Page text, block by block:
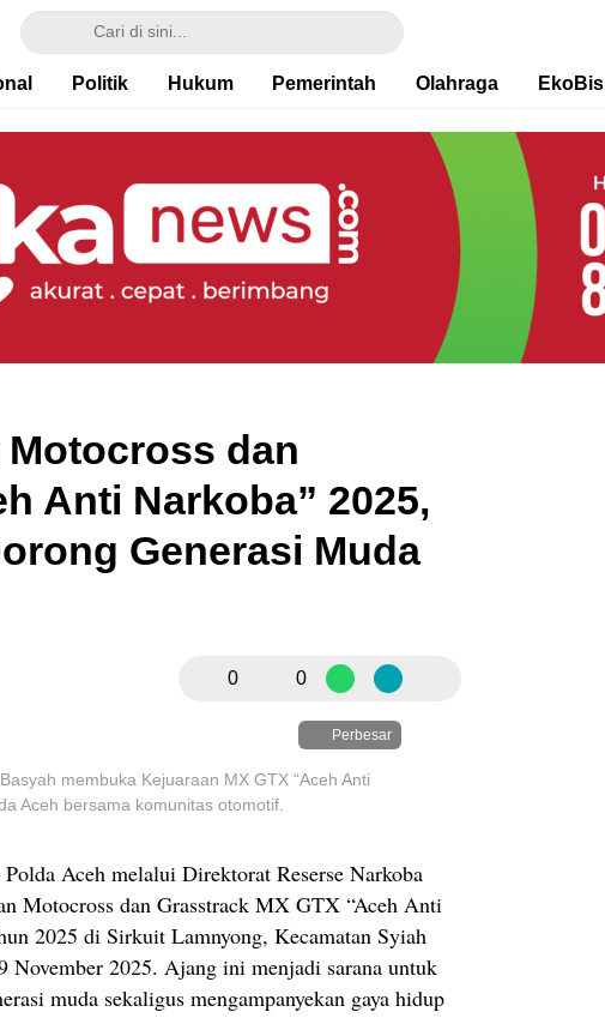
Politik Hukum Pemerintah Olahraga EkoBis
dan
Anti Narkoba” 2025,
Generasi Muda
0 0
Perbesar
membuka Kejuaraan MX GTX “Aceh Anti
Aceh bersama komunitas otomotif.
Polda Aceh melalui Direktorat Reserse Narkoba
Motocross dan Grasstrack MX GTX “Aceh Anti
2025 di Sirkuit Lamnyong, Kecamatan Syiah
November 2025. Ajang ini menjadi sarana untuk
muda sekaligus mengampanyekan gaya hidup